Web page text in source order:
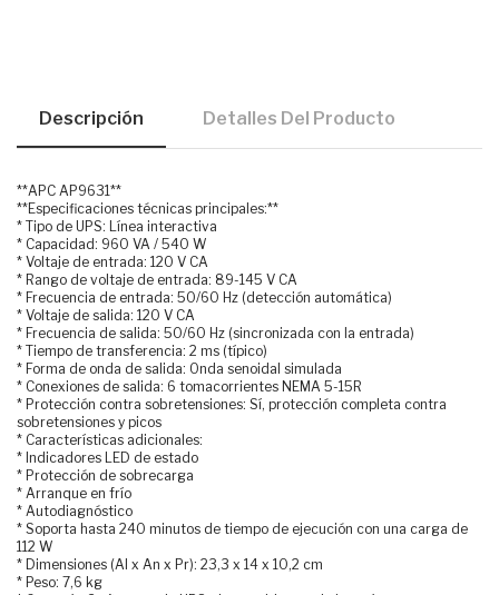
Descripción Detalles Del Producto
**APC AP9631**
**Especificaciones técnicas principales:**
* Tipo de UPS: Línea interactiva
* Capacidad: 960 VA / 540 W
* Voltaje de entrada: 120 V CA
* Rango de voltaje de entrada: 89-145 V CA
* Frecuencia de entrada: 50/60 Hz (detección automática)
* Voltaje de salida: 120 V CA
* Frecuencia de salida: 50/60 Hz (sincronizada con la entrada)
* Tiempo de transferencia: 2 ms (típico)
* Forma de onda de salida: Onda senoidal simulada
* Conexiones de salida: 6 tomacorrientes NEMA 5-15R
* Protección contra sobretensiones: Sí, protección completa contra
sobretensiones y picos
* Características adicionales:
* Indicadores LED de estado
* Protección de sobrecarga
* Arranque en frío
* Autodiagnóstico
* Soporta hasta 240 minutos de tiempo de ejecución con una carga de
112 W
* Dimensiones (Al x An x Pr): 23,3 x 14 x 10,2 cm
* Peso: 7,6 kg